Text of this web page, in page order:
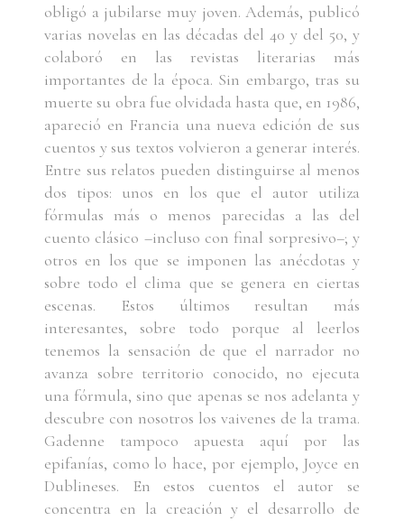
obligó a jubilarse muy joven. Además, publicó
varias novelas en las décadas del 40 y del 50, y
colaboró en las revistas literarias más
importantes de la época. Sin embargo, tras su
muerte su obra fue olvidada hasta que, en 1986,
apareció en Francia una nueva edición de sus
cuentos y sus textos volvieron a generar interés.
Entre sus relatos pueden distinguirse al menos
dos tipos: unos en los que el autor utiliza
fórmulas más o menos parecidas a las del
cuento clásico ­–incluso con final sorpresivo­–; y
otros en los que se imponen las anécdotas y
sobre todo el clima que se genera en ciertas
escenas. Estos últimos resultan más
interesantes, sobre todo porque al leerlos
tenemos la sensación de que el narrador no
avanza sobre territorio conocido, no ejecuta
una fórmula, sino que apenas se nos adelanta y
descubre con nosotros los vaivenes de la trama.
Gadenne tampoco apuesta aquí por las
epifanías, como lo hace, por ejemplo, Joyce en
Dublineses. En estos cuentos el autor se
concentra en la creación y el desarrollo de